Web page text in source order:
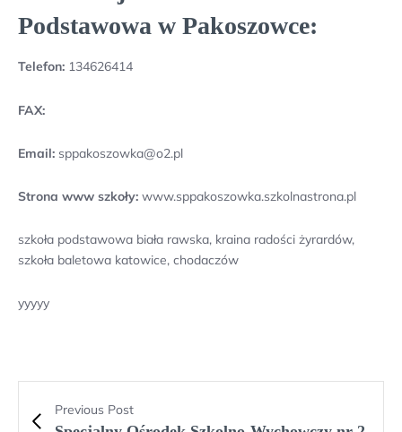
Podstawowa w Pakoszowce:
Telefon: 134626414
FAX:
Email: sppakoszowka@o2.pl
Strona www szkoły: www.sppakoszowka.szkolnastrona.pl
szkoła podstawowa biała rawska, kraina radości żyrardów,
szkoła baletowa katowice, chodaczów
yyyyy
Previous Post